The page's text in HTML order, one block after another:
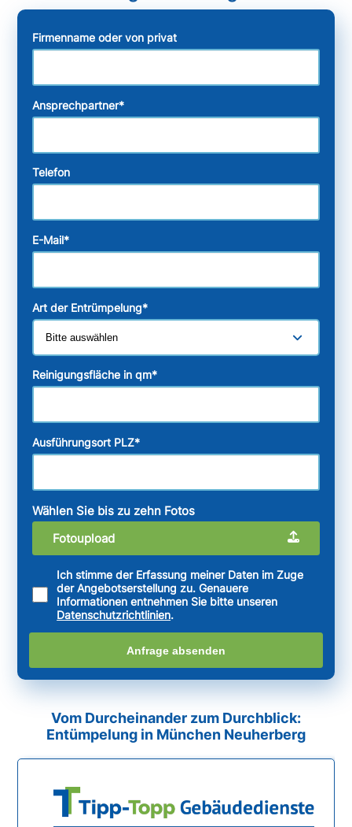
Firmenname oder von privat
Ansprechpartner*
Telefon
E-Mail*
Art der Entrümpelung*
Reinigungsfläche in qm*
Ausführungsort PLZ*
Wählen Sie bis zu zehn Fotos
Fotoupload
Ich stimme der Erfassung meiner Daten im Zuge
der Angebotserstellung zu. Genauere
Informationen entnehmen Sie bitte unseren
Datenschutzrichtlinien.
Anfrage absenden
Vom Durcheinander zum Durchblick:
Entümpelung in München Neuherberg